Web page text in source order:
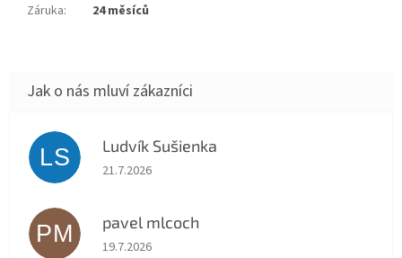
Záruka: 24 měsíců
LS Ludvík Sušienka
Hodnocení obchodu je 5 z 5 hvězdiček.
21.7.2026
PM pavel mlcoch
Hodnocení obchodu je 5 z 5 hvězdiček.
19.7.2026